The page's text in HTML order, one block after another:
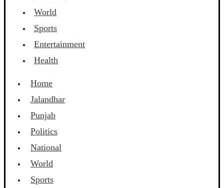
World
Sports
Entertainment
Health
Home
Jalandhar
Punjab
Politics
National
World
Sports